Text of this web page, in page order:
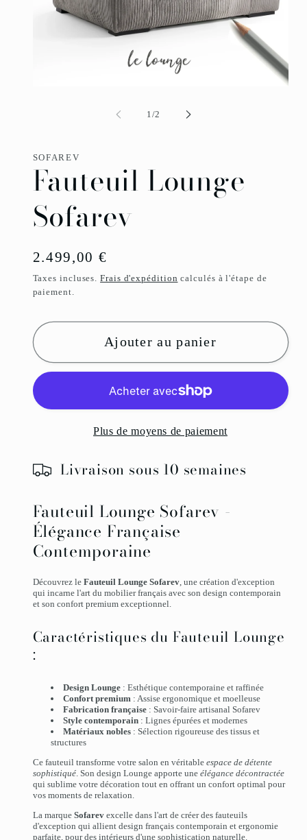
1/de
2
SOFAREV
Fauteuil Lounge
Sofarev
Prix
habituel
2.499,00 €
Taxes incluses.Frais d'expédition calculés à l'étape de
paiement.
Ajouter au panier
Plus de moyens de paiement
Livraison sous 10 semaines
Fauteuil Lounge Sofarev -
Élégance Française
Contemporaine
Découvrez le Fauteuil Lounge Sofarev, une création d'exception
qui incarne l'art du mobilier français avec son design contemporain
et son confort premium exceptionnel.
Caractéristiques du Fauteuil Lounge
:
Design Lounge: Esthétique contemporaine et raffinée
Confort premium : Assise ergonomique et moelleuse
Fabrication française: Savoir-faire artisanal Sofarev
Style contemporain: Lignes épurées et modernes
Matériaux nobles: Sélection rigoureuse des tissus et
structures
Ce fauteuil transforme votre salon en véritable espace de détente
sophistiqué. Son design Lounge apporte une élégance décontractée
qui sublime votre décoration tout en offrant un confort optimal pour
vos moments de relaxation.
La marque Sofarevexcelle dans l'art de créer des fauteuils
d'exception qui allient design français contemporain et ergonomie
parfaite, pour des intérieurs d'une sophistication naturelle.